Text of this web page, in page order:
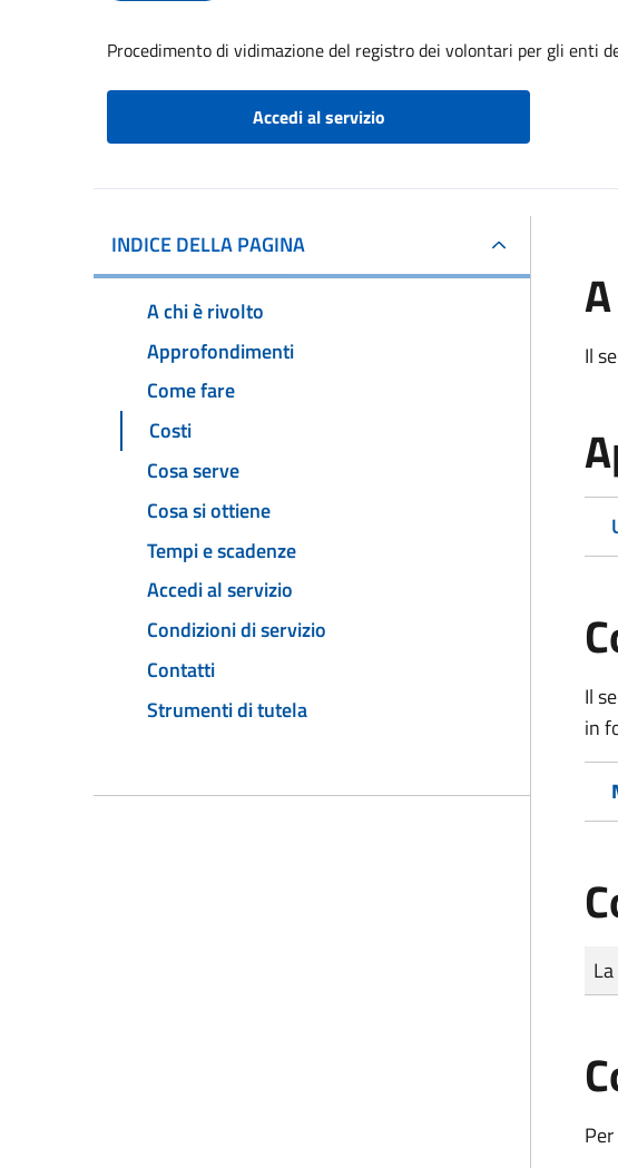
Procedimento di vidimazione del registro dei volontari per gli enti
Accedi al servizio
INDICE DELLA PAGINA
A chi è rivolto
Approfondimenti
Come fare
Costi
Cosa serve
Cosa si ottiene
Tempi e scadenze
Accedi al servizio
Condizioni di servizio
Contatti
Strumenti di tutela
Il
Il
in